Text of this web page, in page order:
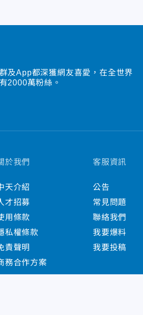
及App都深獲網友喜愛，在全世界
2000萬粉絲。
於我們
天介紹
才招募
用條款
私權條款
責聲明
務合作方案
客服資訊
公告
常見問題
聯絡我們
我要爆料
我要投稿